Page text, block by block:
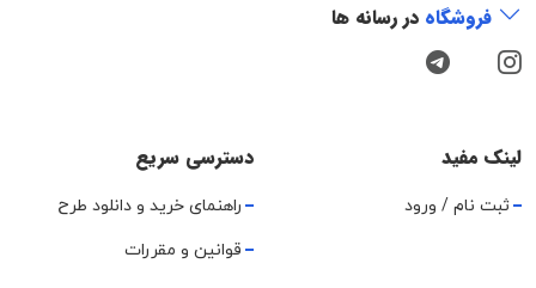
فروشگاه در رسانه ها
لینک مفید
ثبت نام / ورود
دسترسی سریع
راهنمای خرید و دانلود طرح
قوانین و مقررات